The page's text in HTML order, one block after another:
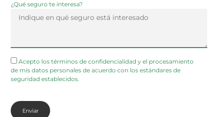
¿Qué seguro te interesa?
Acepto los términos de confidencialidad y el procesamiento
de mis datos personales de acuerdo con los estándares de
seguridad establecidos.